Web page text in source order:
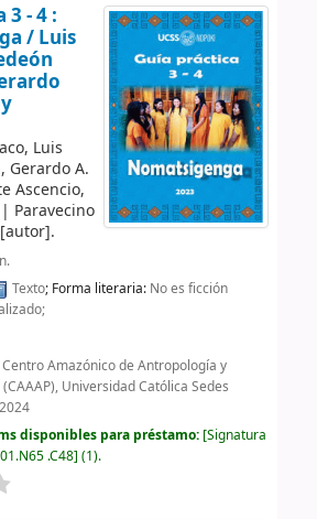
3 - 4 :
/ Luis
Luis
Gerardo A.
Ascencio,
| Paravecino
.
Texto; Forma literaria: No es ficción
Centro Amazónico de Antropología y
Universidad Católica Sedes
disponibles para préstamo: Signatura
.C48 (1).